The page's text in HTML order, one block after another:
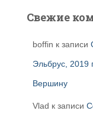
Свежие
boffin к записи
Эльбрус, 2019
Вершину
Vlad к записи